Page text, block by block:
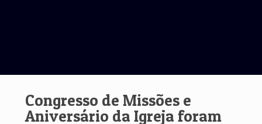
Congresso de Missões e
Aniversário da Igreja foram